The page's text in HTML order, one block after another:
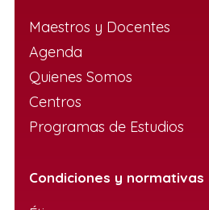
Maestros y Docentes
Agenda
Quienes Somos
Centros
Programas de Estudios
Condiciones y normativas